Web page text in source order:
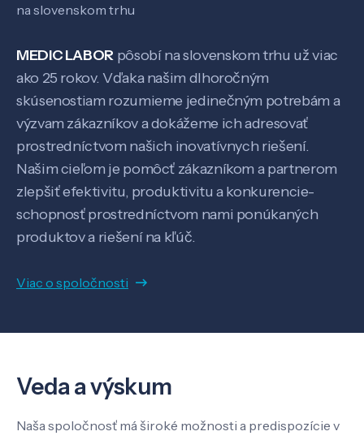
na slovenskom trhu
MEDIC LABOR pôsobí na slovenskom trhu už viac
ako 25 rokov. Vďaka našim dlhoročným
skúsenostiam rozumieme jedinečným potrebám a
výzvam zákazníkov a dokážeme ich adresovať
prostredníctvom našich inovatívnych riešení.
Našim cieľom je pomôcť zákazníkom a partnerom
zlepšiť efektivitu, produktivitu a konkurencie-
schopnosť prostredníctvom nami ponúkaných
produktov a riešení na kľúč.
Viac o spoločnosti
Veda a výskum
Naša spoločnosť má široké možnosti a predispozície v